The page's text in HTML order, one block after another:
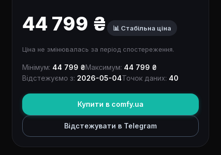
44 799 ₴ 📊 Стабільна ціна
Ціна не змінювалась за період спостереження.
Мінімум: 44 799 ₴Максимум: 44 799 ₴
Відстежуємо з: 2026-05-04Точок даних: 40
Купити в comfy.ua
Відстежувати в Telegram